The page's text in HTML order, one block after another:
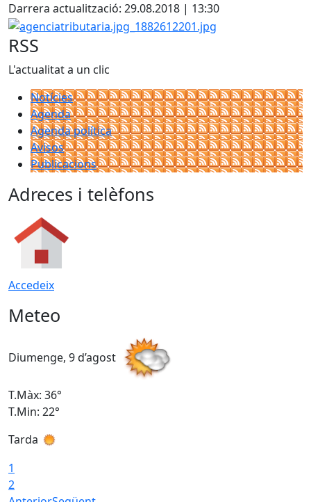
Darrera actualització: 29.08.2018 | 13:30
agenciatributaria.jpg_1882612201.jpg
RSS
L'actualitat a un clic
Notícies
Agenda
Agenda política
Avisos
Publicacions
Adreces i telèfons
Accedeix
Meteo
Diumenge, 9 d’agost
T.Màx: 36°
T.Min: 22°
Tarda
1
2